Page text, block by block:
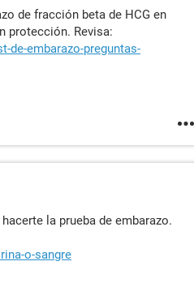
de fracción beta de HCG en
protección. Revisa:
de-embarazo-preguntas-
la prueba de embarazo.
o-sangre